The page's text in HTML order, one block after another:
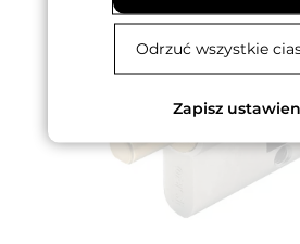
Odrzuć wszystkie
Zapisz